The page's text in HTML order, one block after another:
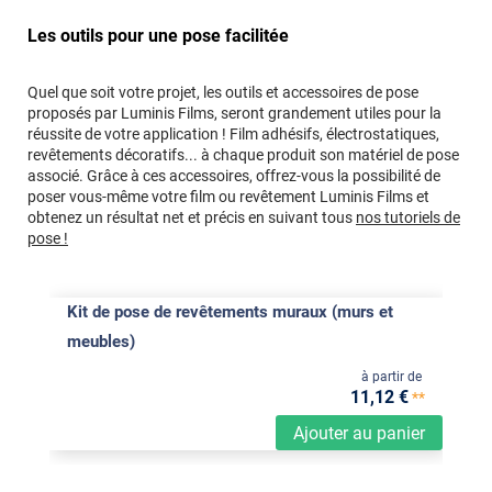
Les outils pour une pose facilitée
Quel que soit votre projet, les outils et accessoires de pose
proposés par Luminis Films, seront grandement utiles pour la
réussite de votre application ! Film adhésifs, électrostatiques,
revêtements décoratifs... à chaque produit son matériel de pose
associé. Grâce à ces accessoires, offrez-vous la possibilité de
poser vous-même votre film ou revêtement Luminis Films et
obtenez un résultat net et précis en suivant tous nos tutoriels de
pose !
Kit de pose de revêtements muraux (murs et
meubles)
Ajouter au panier
à partir de
11 ,12 €**